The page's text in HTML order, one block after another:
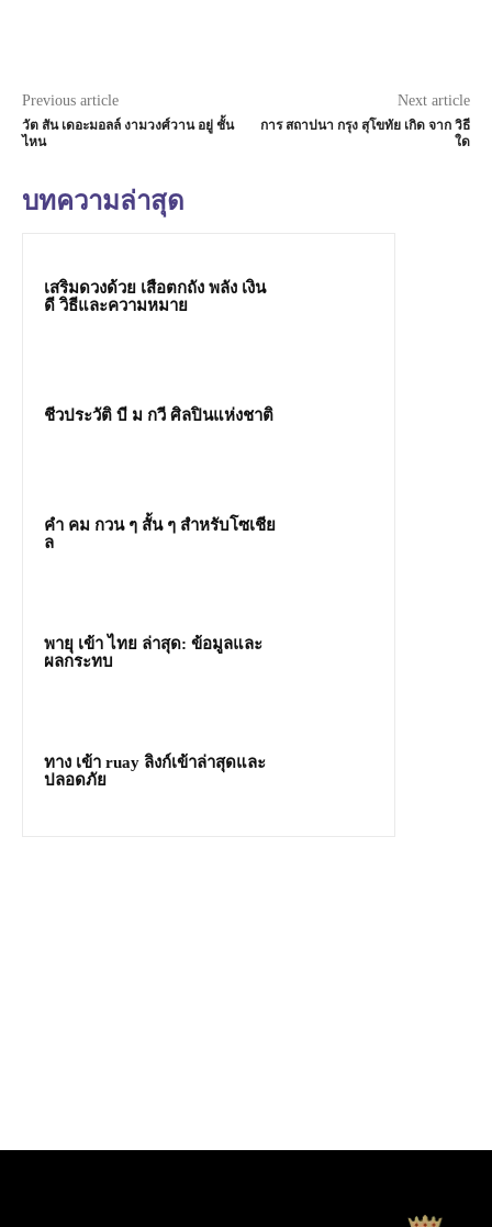
Previous article
วัต สัน เดอะมอลล์ งามวงศ์วาน อยู่ ชั้น
ไหน
Next article
การ สถาปนา กรุง สุโขทัย เกิด จาก วิธี
ใด
บทความล่าสุด
เสริมดวงด้วย เสือตกถัง พลัง เงิน
ดี วิธีและความหมาย
ชีวประวัติ บี ม กวี ศิลปินแห่งชาติ
คํา คม กวน ๆ สั้น ๆ สำหรับโซเชีย
ล
พายุ เข้า ไทย ล่าสุด: ข้อมูลและ
ผลกระทบ
ทาง เข้า ruay ลิงก์เข้าล่าสุดและ
ปลอดภัย